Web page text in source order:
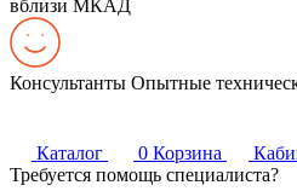
вблизи МКАД
Консультанты Опытные
Каталог 0 Корзина
Требуется помощь специалиста?